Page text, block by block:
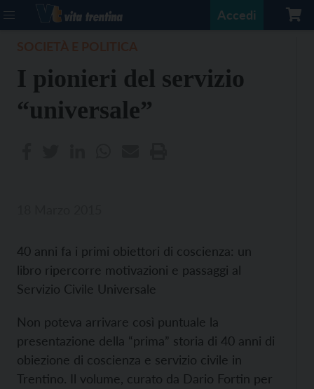
Accedi
I pionieri del servizio
“universale”
40 anni fa i primi obiettori di coscienza: un
libro ripercorre motivazioni e passaggi al
Servizio Civile Universale
Non poteva arrivare così puntuale la
presentazione della “prima” storia di 40 anni di
obiezione di coscienza e servizio civile in
Trentino. Il volume, curato da Dario Fortin per